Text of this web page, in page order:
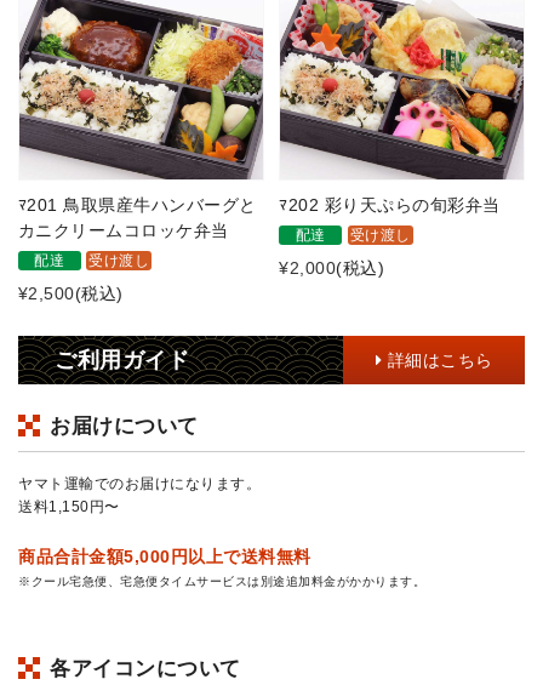
ﾏ201 鳥取県産牛ハンバーグと
カニクリームコロッケ弁当
配達 受け渡し
¥2,500(税込)
ﾏ202 彩り天ぷらの旬彩弁当
配達 受け渡し
¥2,000(税込)
ご利用ガイド 詳細はこちら
お届けについて
ヤマト運輸でのお届けになります。
送料1,150円〜
商品合計金額5,000円以上で送料無料
※クール宅急便、宅急便タイムサービスは別途追加料金がかかります。
各アイコンについて